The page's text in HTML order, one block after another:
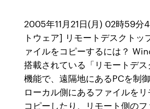
2005年11月21日(月) 02時59分
トウェア] リモートデスクトッ
ァイルをコピーするには？
搭載されている「リモートデス
機能で、遠隔地にあるPCを制御
ローカル側にあるファイルを
コピーしたり、リモート側のフ